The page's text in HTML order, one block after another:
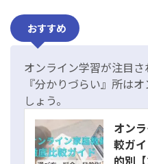
おすすめ
オンライン学習が注目
『分かりづらい』所は
しょう。
オン
較ガ
的別